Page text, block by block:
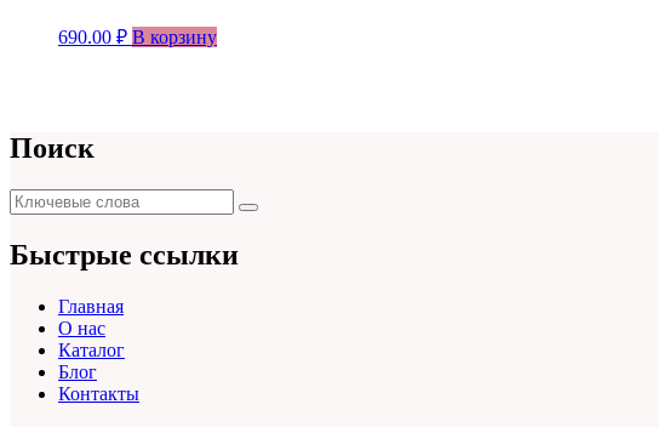
690.00 ₽ В корзину
Поиск
Поиск
для:
Поиск
Быстрые ссылки
Главная
О нас
Каталог
Блог
Контакты